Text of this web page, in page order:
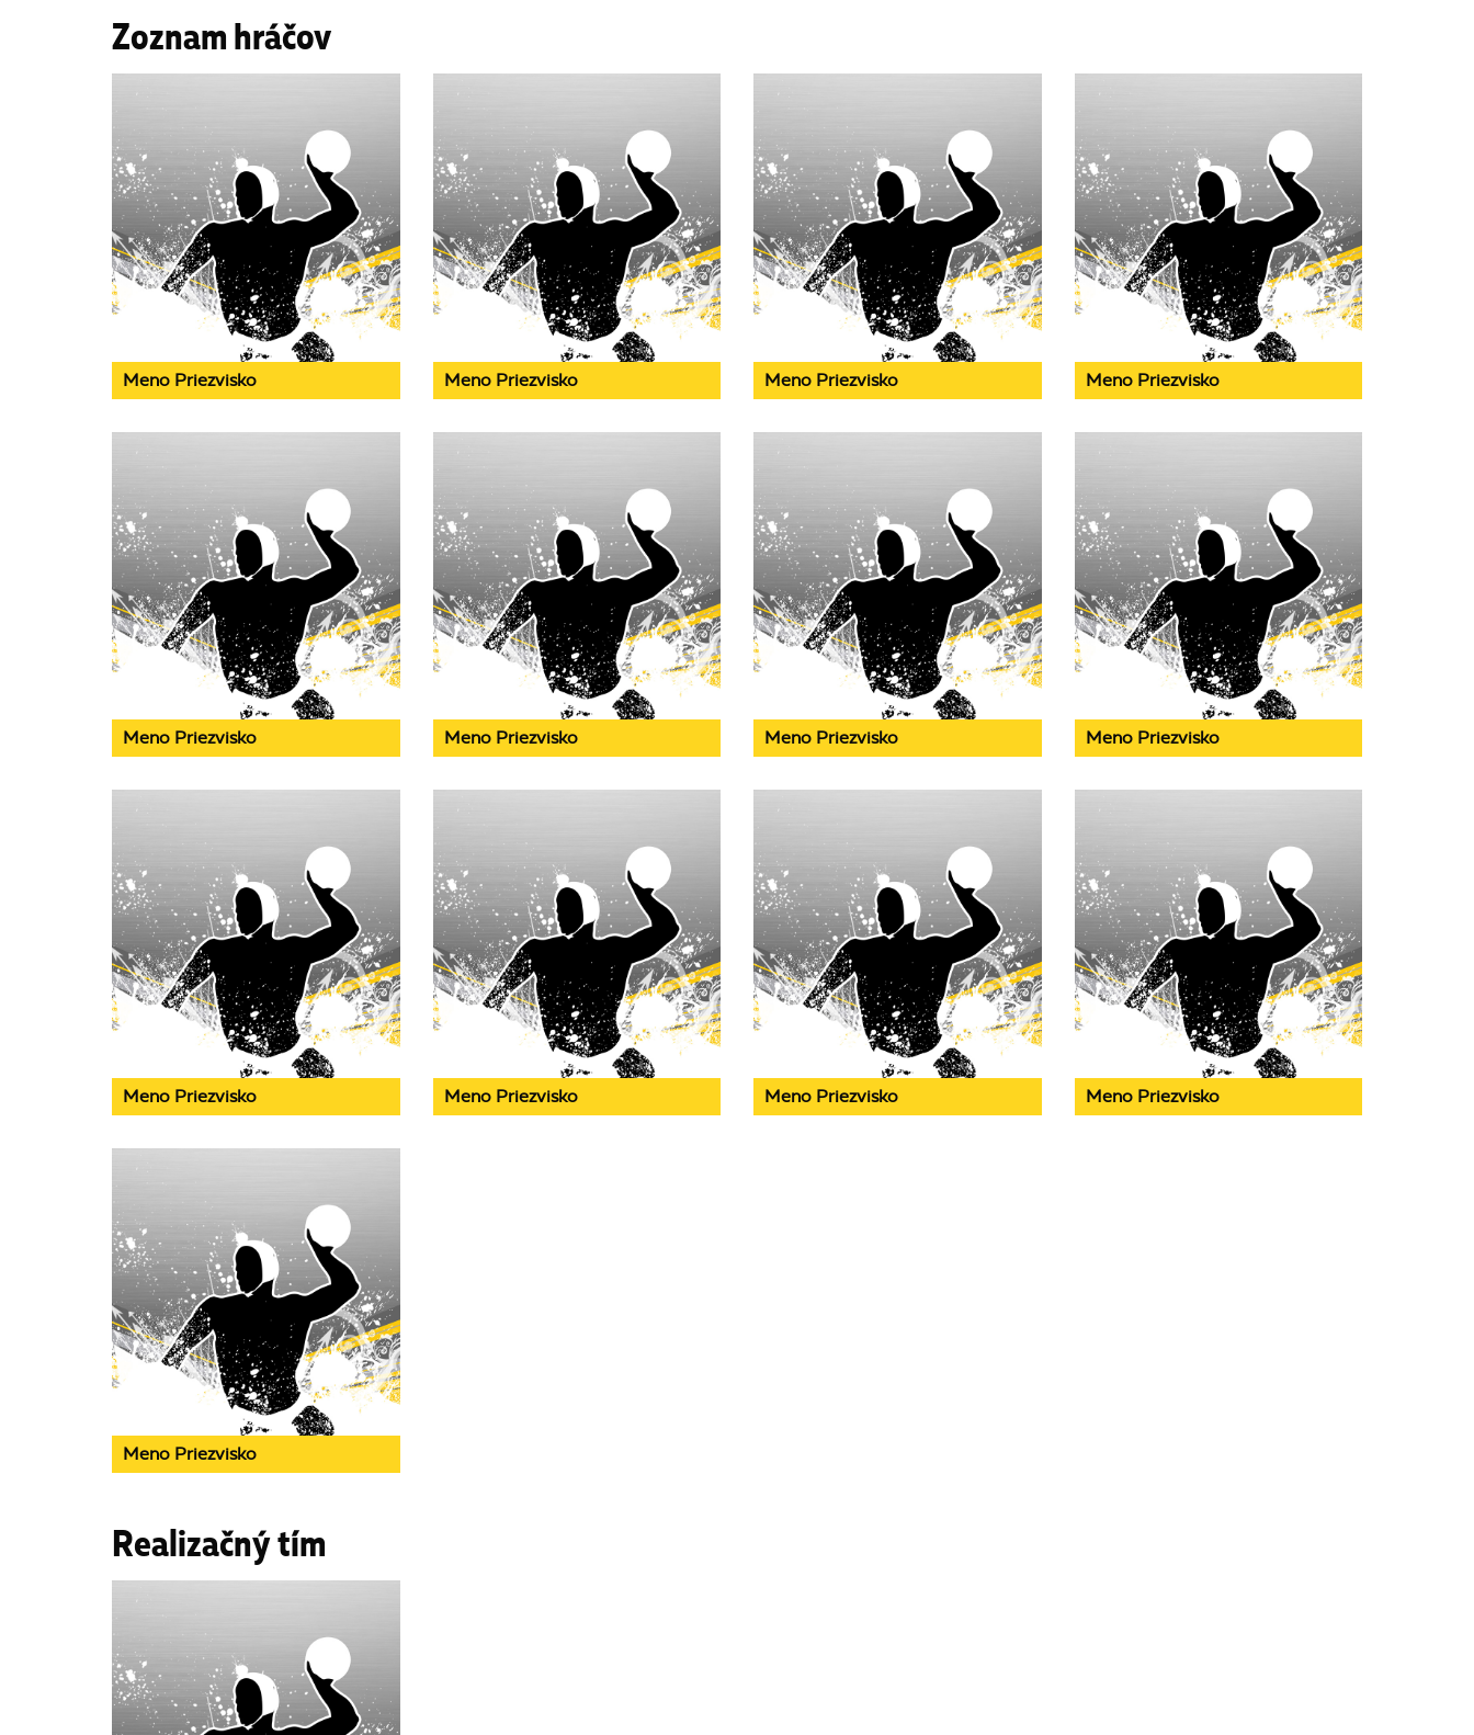
Zoznam hráčov
Meno Priezvisko Meno Priezvisko Meno Priezvisko Meno Priezvisko
Meno Priezvisko Meno Priezvisko Meno Priezvisko Meno Priezvisko
Meno Priezvisko Meno Priezvisko Meno Priezvisko Meno Priezvisko
Meno Priezvisko
Realizačný tím